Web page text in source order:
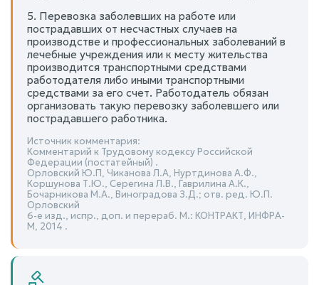
5. Перевозка заболевших на работе или
пострадавших от несчастных случаев на
производстве и профессиональных заболеваний в
лечебные учреждения или к месту жительства
производится транспортными средствами
работодателя либо иными транспортными
средствами за его счет. Работодатель обязан
организовать такую перевозку заболевшего или
пострадавшего работника.
Источник комментария:
Комментарий к Трудовому кодексу Российской
Федерации (постатейный) .
Орловский Ю.П, Чиканова Л.А, Нуртдинова А.Ф.,
Коршунова Т.Ю., Серегина Л.В., Гаврилина А.К.,
Бочарникова М.А., Виноградова З.Д.; отв. ред. Ю.П.
Орловский
6-е изд., испр., доп. и перераб. М.: КОНТРАКТ, ИНФРА-
М, 2014 .